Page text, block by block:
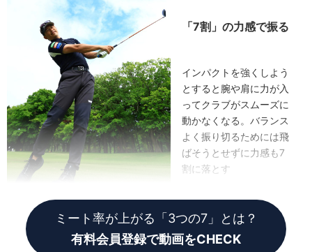
「7割」の力感で振る
インパクトを強くしよう
とすると腕や肩に力が入
ってクラブがスムーズに
動かなくなる。バランス
よく振り切るためには飛
ばそうとせずに力感も7
割に落とす
ミート率が上がる「3つの7」とは？
有料会員登録で動画をCHECK